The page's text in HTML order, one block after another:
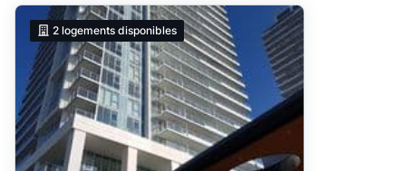
2 logements disponibles